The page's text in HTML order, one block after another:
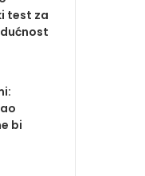
test za
bi